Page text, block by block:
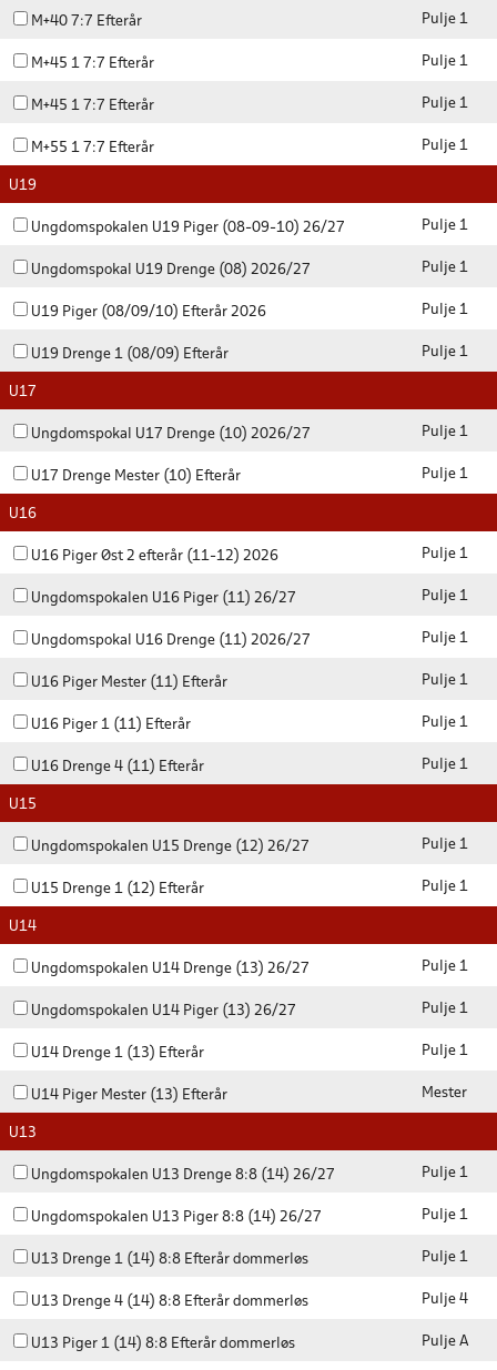
M+40 7:7 Efterår Pulje 1
M+45 1 7:7 Efterår Pulje 1
M+45 1 7:7 Efterår Pulje 1
M+55 1 7:7 Efterår Pulje 1
U19
Ungdomspokalen U19 Piger (08-09-10) 26/27 Pulje 1
Ungdomspokal U19 Drenge (08) 2026/27 Pulje 1
U19 Piger (08/09/10) Efterår 2026 Pulje 1
U19 Drenge 1 (08/09) Efterår Pulje 1
U17
Ungdomspokal U17 Drenge (10) 2026/27 Pulje 1
U17 Drenge Mester (10) Efterår Pulje 1
U16
U16 Piger Øst 2 efterår (11-12) 2026 Pulje 1
Ungdomspokalen U16 Piger (11) 26/27 Pulje 1
Ungdomspokal U16 Drenge (11) 2026/27 Pulje 1
U16 Piger Mester (11) Efterår Pulje 1
U16 Piger 1 (11) Efterår Pulje 1
U16 Drenge 4 (11) Efterår Pulje 1
U15
Ungdomspokalen U15 Drenge (12) 26/27 Pulje 1
U15 Drenge 1 (12) Efterår Pulje 1
U14
Ungdomspokalen U14 Drenge (13) 26/27 Pulje 1
Ungdomspokalen U14 Piger (13) 26/27 Pulje 1
U14 Drenge 1 (13) Efterår Pulje 1
U14 Piger Mester (13) Efterår Mester
U13
Ungdomspokalen U13 Drenge 8:8 (14) 26/27 Pulje 1
Ungdomspokalen U13 Piger 8:8 (14) 26/27 Pulje 1
U13 Drenge 1 (14) 8:8 Efterår dommerløs Pulje 1
U13 Drenge 4 (14) 8:8 Efterår dommerløs Pulje 4
U13 Piger 1 (14) 8:8 Efterår dommerløs Pulje A